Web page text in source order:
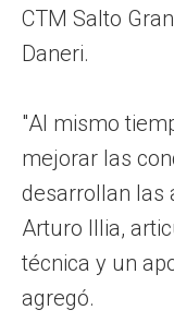
CTM Salto
Daneri.
"Al mismo
mejorar las
desarrollan las
Arturo Illia,
técnica y un
agregó.